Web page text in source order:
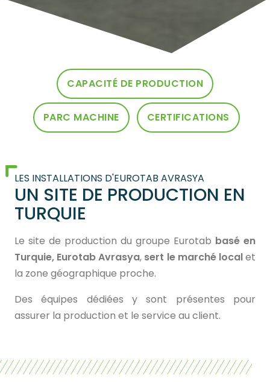
CAPACITÉ DE PRODUCTION
PARC MACHINE CERTIFICATIONS
LES INSTALLATIONS D'EUROTAB AVRASYA
UN SITE DE PRODUCTION EN
TURQUIE
Le site de production du groupe Eurotab basé en
Turquie, Eurotab Avrasya, sert le marché localet
la zone géographique proche.
Des équipes dédiées y sont présentes pour
assurer la production et le service au client.